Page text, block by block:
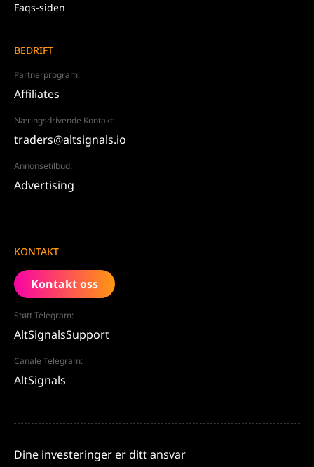
Faqs-siden
BEDRIFT
Partnerprogram:
Affiliates
Næringsdrivende Kontakt:
traders@altsignals.io
Annonsetilbud:
Advertising
KONTAKT
Kontakt oss
Støtt Telegram:
AltSignalsSupport
Canale Telegram:
AltSignals
Dine investeringer er ditt ansvar